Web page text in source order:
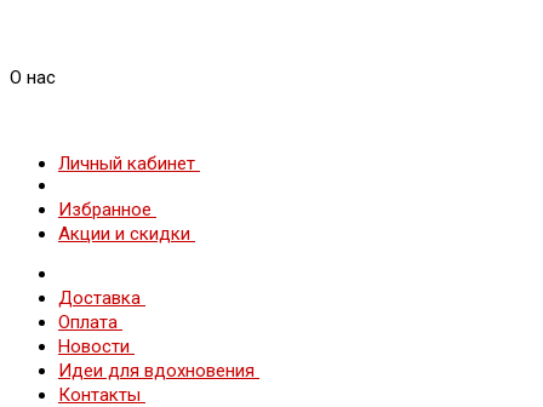
О нас
Личный кабинет
Избранное
Акции и скидки
Доставка
Оплата
Новости
Идеи для вдохновения
Контакты